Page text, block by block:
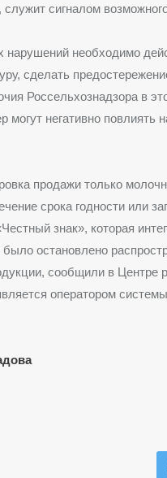
служит сигналом
нарушений необходимо
сделать
Россельхознадзора в
негативно повлиять
продажи только
срока годности или
знак», которая
остановлено
сообщили в Центре
оператором